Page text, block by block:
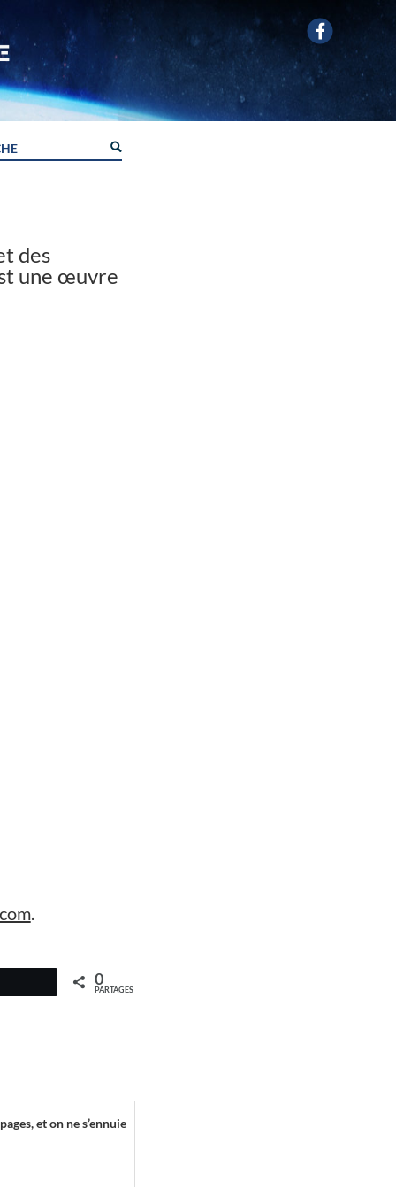
des
une œuvre
.
0
PARTAGES
et on ne s’ennuie